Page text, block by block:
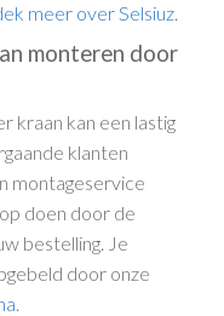
meer over Selsiuz.
monteren door
kraan kan een lastig
klanten
montageservice
doen door de
bestelling. Je
door onze